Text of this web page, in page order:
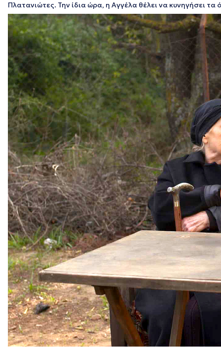
Πλατανιώτες. Την ίδια ώρα, η Αγγέλα θέλει να κυνηγήσει